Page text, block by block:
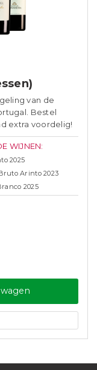
van de
Bestel
extra voordelig!
WIJNEN:
2025
Arinto 2023
2025